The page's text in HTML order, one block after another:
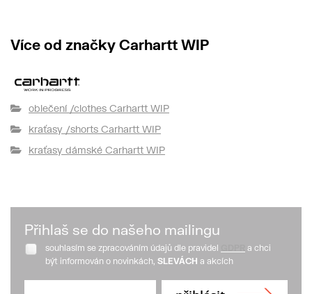
Více od značky Carhartt WIP
oblečení /clothes Carhartt WIP
kraťasy /shorts Carhartt WIP
kraťasy dámské Carhartt WIP
Přihlaš se do našeho mailingu
souhlasím se zpracováním údajů dle pravidel
a chci
být informován o novinkách, SLEVÁCH a akcích